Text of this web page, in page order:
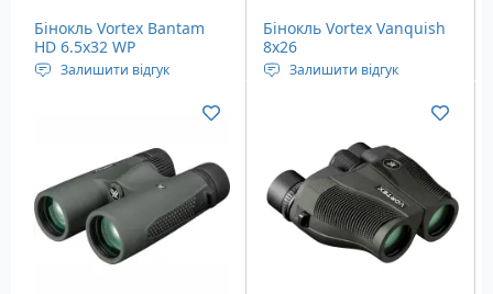
Бінокль Vortex Bantam
HD 6.5x32 WP
Залишити відгук
Кратність наближення:
Діаметр об'єктива: 32 мм
Кут огляду: 7.6°
Вага: 410 грам
Бінокль Vortex Vanquish
8x26
Залишити відгук
Кратність наближення:
Діаметр об'єктива: 26 мм
Кут огляду: 7.6°
Вага: 360 грам